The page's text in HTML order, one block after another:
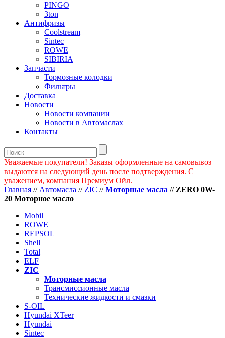
PINGO
3ton
Антифризы
Coolstream
Sintec
ROWE
SIBIRIA
Запчасти
Тормозные колодки
Фильтры
Доставка
Новости
Новости компании
Новости в Автомаслах
Контакты
Уважаемые покупатели! Заказы оформленные на самовывоз
выдаются на следующий день после подтверждения. С
уважением, компания Премиум Ойл.
Главная //Автомасла //ZIC //Моторные масла //ZERO 0W-
20 Моторное масло
Mobil
ROWE
REPSOL
Shell
Total
ELF
ZIC
Моторные масла
Трансмиссионные масла
Технические жидкости и смазки
S-OIL
Hyundai XTeer
Hyundai
Sintec